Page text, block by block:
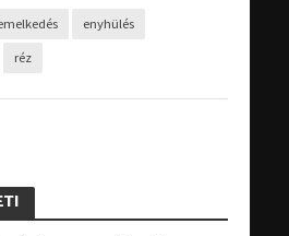
enyhülés
réz